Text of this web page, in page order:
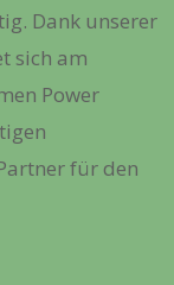
Dank unserer
sich am
Power
für den